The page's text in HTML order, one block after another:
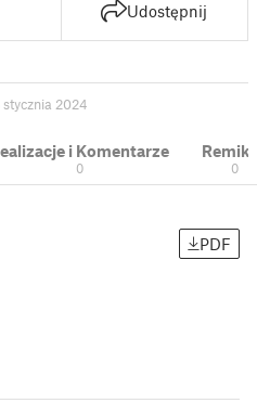
Udostępnij
2024
i Komentarze
0 0
PDF